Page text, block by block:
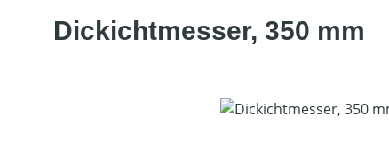
Dickichtmesser, 350 mm